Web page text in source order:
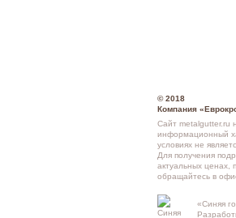
© 2018
Компания
Сайт metalgutter.ru
информационный
условиях не
Для получения
актуальных ценах,
обращайтесь в
«Синяя